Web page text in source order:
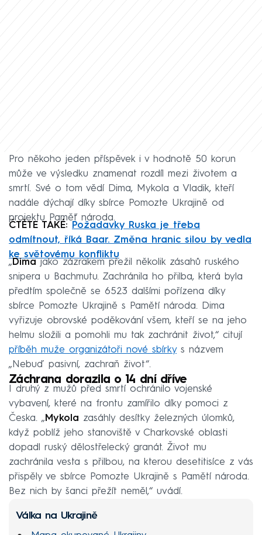
Pro někoho jeden příspěvek i v hodnotě 50 korun
může ve výsledku znamenat rozdíl mezi životem a
smrtí. Své o tom vědí Dima, Mykola a Vladik, kteří
nadále dýchají díky sbírce Pomozte Ukrajině od
projektu Paměť národa.
ČTĚTE TAKÉ:
Požadavky Ruska je třeba
odmítnout, říká Baar. Změna hranic silou by vedla
ke světovému konfliktu
„ Dima jako zázrakem přežil několik zásahů ruského
snipera u Bachmutu. Zachránila ho přilba, která byla
předtím společně se 6523 dalšími pořízena díky
sbírce Pomozte Ukrajině s Pamětí národa. Dima
vyřizuje obrovské poděkování všem, kteří se na jeho
helmu složili a pomohli mu tak zachránit život,“ citují
příběh muže organizátoři nové sbírkys názvem
„Nebuď pasivní, zachraň život“.
Záchrana dorazila o 14 dní dříve
I druhý z mužů před smrtí ochránilo vojenské
vybavení, které na frontu zamířilo díky pomoci z
Česka. „ Mykola zasáhly desítky železných úlomků,
když poblíž jeho stanoviště v Charkovské oblasti
dopadl ruský dělostřelecký granát. Život mu
zachránila vesta s přilbou, na kterou desetitisíce z vás
přispěly ve sbírce Pomozte Ukrajině s Pamětí národa.
Bez nich by šanci přežít neměl,“ uvádí.
Válka na Ukrajině